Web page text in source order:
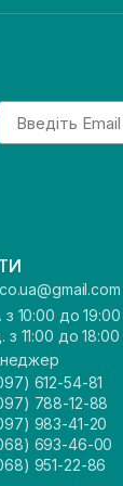
10:00 до 19:00
11:00 до 18:00
612-54-81
788-12-88
983-41-20
693-46-00
951-22-86